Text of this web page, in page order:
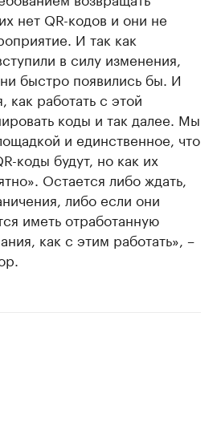
нет QR-кодов и они не
И так как
в силу изменения,
быстро появились бы. И
работать с этой
коды и так далее. Мы
и единственное, что
коды будут, но как их
Остается либо ждать,
либо если они
иметь отработанную
как с этим работать», –